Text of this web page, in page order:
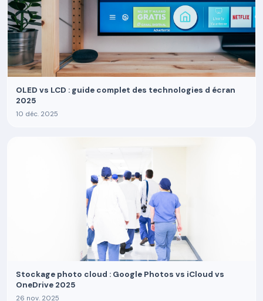
OLED vs LCD : guide complet des technologies d écran
2025
10 déc. 2025
Stockage photo cloud : Google Photos vs iCloud vs
OneDrive 2025
26 nov. 2025